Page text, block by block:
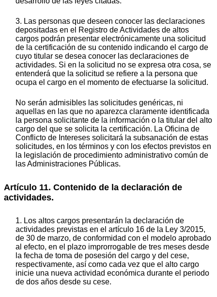
3. Las personas que deseen conocer las declaraciones
depositadas en el Registro de Actividades de altos
cargos podrán presentar electrónicamente una solicitud
de la certificación de su contenido indicando el cargo de
cuyo titular se desea conocer las declaraciones de
actividades. Si en la solicitud no se expresa otra cosa, se
entenderá que la solicitud se refiere a la persona que
ocupa el cargo en el momento de efectuarse la solicitud.
No serán admisibles las solicitudes genéricas, ni
aquellas en las que no aparezca claramente identificada
la persona solicitante de la información o la titular del alto
cargo del que se solicita la certificación. La Oficina de
Conflicto de Intereses solicitará la subsanación de estas
solicitudes, en los términos y con los efectos previstos en
la legislación de procedimiento administrativo común de
las Administraciones Públicas.
Artículo 11. Contenido de la declaración de
actividades.
1. Los altos cargos presentarán la declaración de
actividades previstas en el artículo 16 de la Ley 3/2015,
de 30 de marzo, de conformidad con el modelo aprobado
al efecto, en el plazo improrrogable de tres meses desde
la fecha de toma de posesión del cargo y del cese,
respectivamente, así como cada vez que el alto cargo
inicie una nueva actividad económica durante el periodo
de dos años desde su cese.